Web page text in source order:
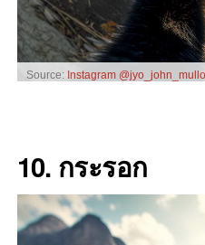
Source: Instagram
10. กระรอก